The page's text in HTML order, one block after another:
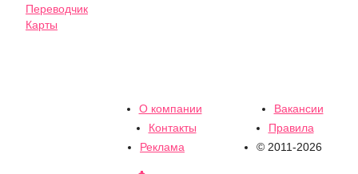
Переводчик
Карты
О компании
Вакансии
Контакты
Правила
Реклама
© 2011-2026